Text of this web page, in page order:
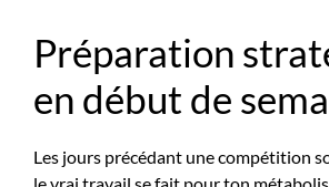
Préparation
en début de
Les jours précédant une compétition